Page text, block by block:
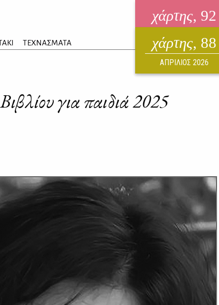
ΤΕΧΝΑΣΜΑΤΑ
χάρτης, 92
ηλεκτρονικό περιοδικό
ΑΥΓΟΥΣΤΟΣ 2026
χάρτης, 88
ΑΠΡΙΛΙΟΣ 2026
για παιδιά 2025